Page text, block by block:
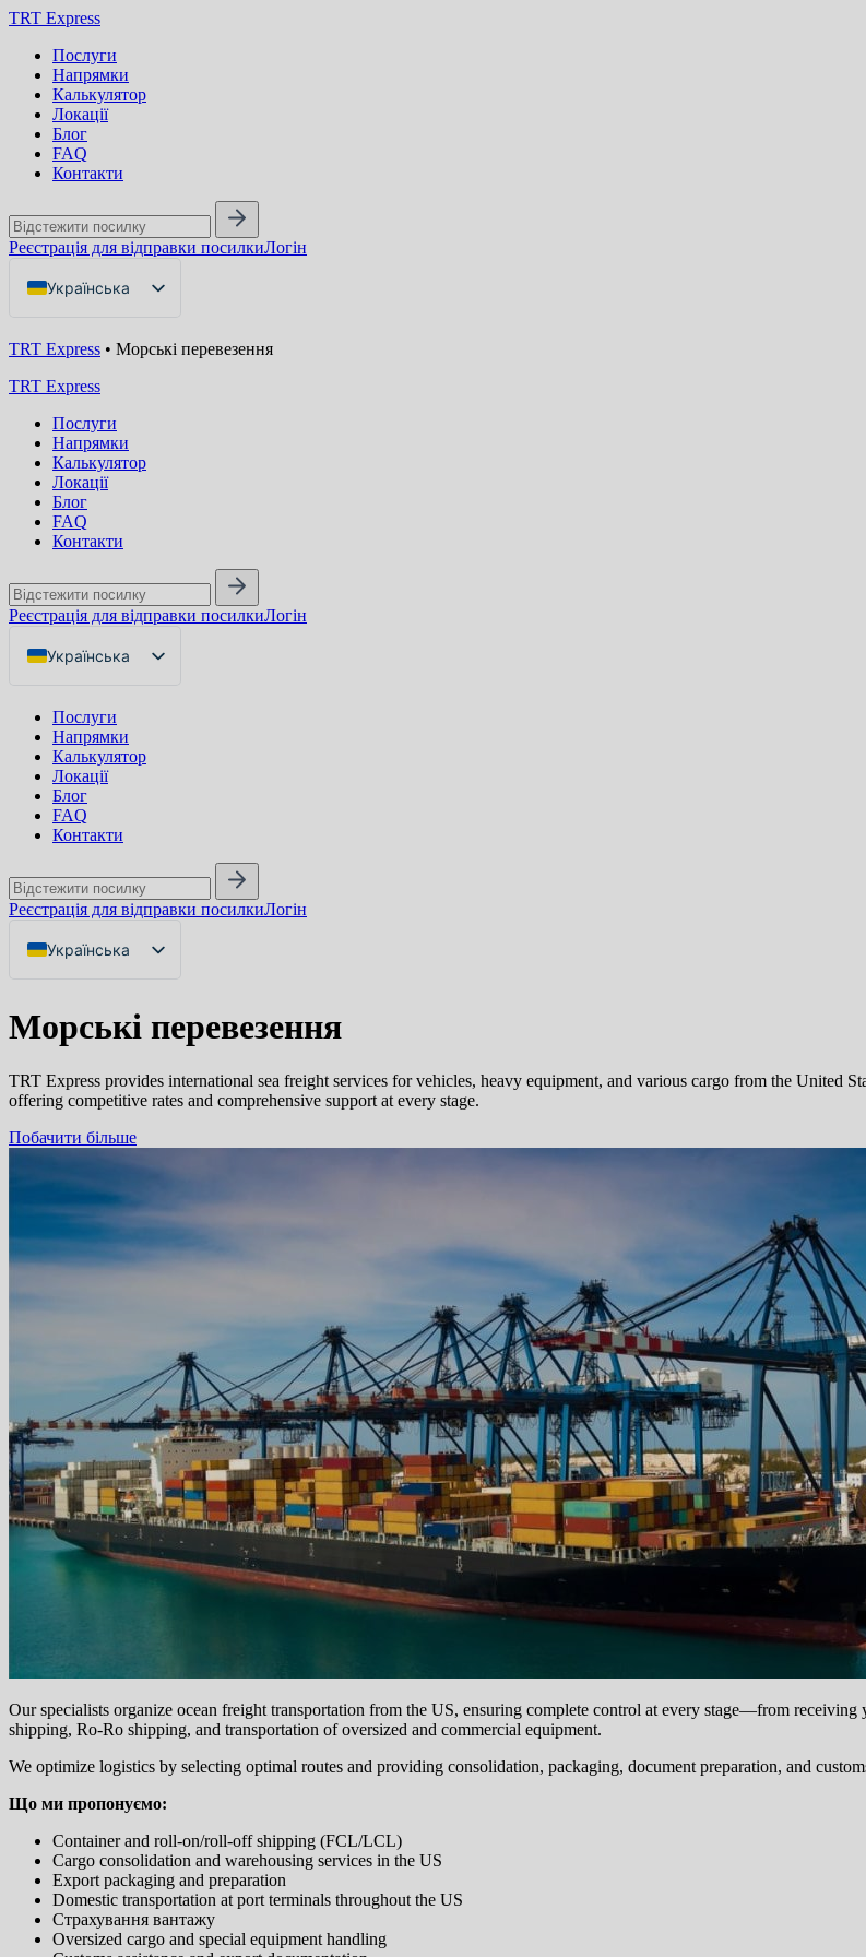
TRT Express
Послуги
Напрямки
Калькулятор
Локації
Блог
FAQ
Контакти
Реєстрація для відправки посилкиЛогін
Українська
Русский
TRT Express • Морські перевезення
TRT Express
Послуги
Напрямки
Калькулятор
Локації
Блог
FAQ
Контакти
Реєстрація для відправки посилкиЛогін
Українська
Русский
Послуги
Напрямки
Калькулятор
Локації
Блог
FAQ
Контакти
Реєстрація для відправки посилкиЛогін
Українська
Русский
Морські перевезення
TRT Express provides international sea freight services for vehicles, heavy equipment, and various cargo from the United
offering competitive rates and comprehensive support at every stage.
Побачити більше
Our specialists organize ocean freight transportation from the US, ensuring complete control at every stage—from
shipping, Ro-Ro shipping, and transportation of oversized and commercial equipment.
We optimize logistics by selecting optimal routes and providing consolidation, packaging, document preparation, and
Що ми пропонуємо:
Container and roll-on/roll-off shipping (FCL/LCL)
Cargo consolidation and warehousing services in the US
Export packaging and preparation
Domestic transportation at port terminals throughout the US
Страхування вантажу
Oversized cargo and special equipment handling